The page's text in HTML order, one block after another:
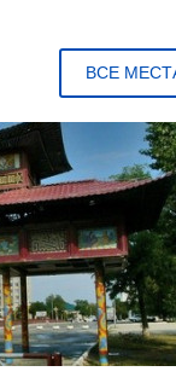
ВСЕ